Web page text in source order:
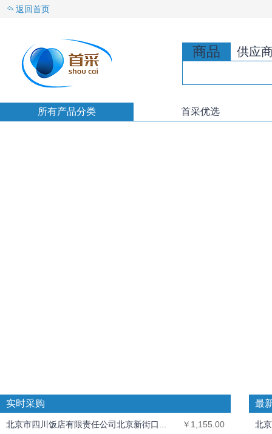
返回首页
商品 供应
所有产品分类 首采优选
实时采购
北京市四川饭店有限责任公司北京新街口...
￥1,155.00
最
北